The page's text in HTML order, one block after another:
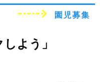
園児募集
よう」